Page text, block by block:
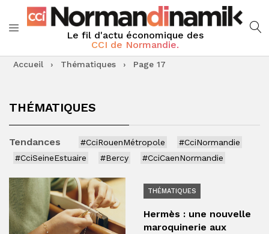
Le fil d'actu économique des
CCI de Normandie.
Accueil › Thématiques › Page 17
THÉMATIQUES
Tendances #CciRouenMétropole
#CciNormandie
#CciSeineEstuaire
#Bercy #CciCaenNormandie
THÉMATIQUES
Hermès : une nouvelle
maroquinerie aux